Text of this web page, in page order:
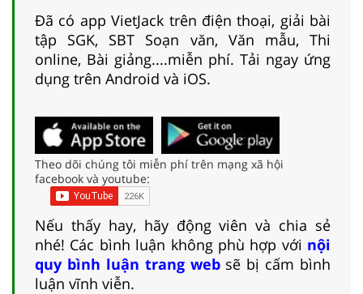
Đã có app VietJack trên điện thoại, giải bài
tập SGK, SBT Soạn văn, Văn mẫu, Thi
online, Bài giảng....miễn phí. Tải ngay ứng
dụng trên Android và iOS.
Theo dõi chúng tôi miễn phí trên mạng xã hội
facebook và youtube:
Nếu thấy hay, hãy động viên và chia sẻ
nhé! Các bình luận không phù hợp với nội
quy bình luận trang websẽ bị cấm bình
luận vĩnh viễn.